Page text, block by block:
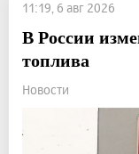
11:19, 6 авг 2026
В России
топлива
Новости